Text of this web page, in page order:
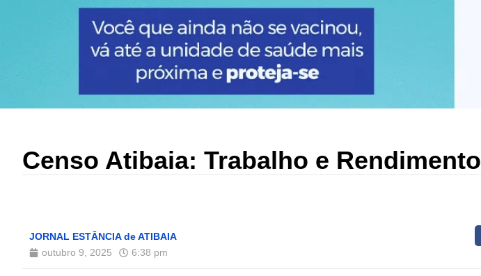
Censo Atibaia: Trabalho e Rendimento
JORNAL ESTÂNCIA de ATIBAIA
outubro 9, 2025
6:38 pm